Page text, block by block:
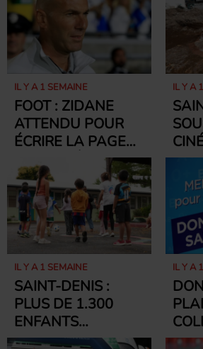
AVIS SUR LES
FUTURS BILLETS
IL Y A 1 SEMAINE
FOOT : ZIDANE
ATTENDU POUR
ÉCRIRE LA PAGE
DESCHAMPS
IL Y A
IL Y A 1 SEMAINE
SAINT-DENIS :
PLUS DE 1.300
ENFANTS
ATTENDUS AU
IL Y A